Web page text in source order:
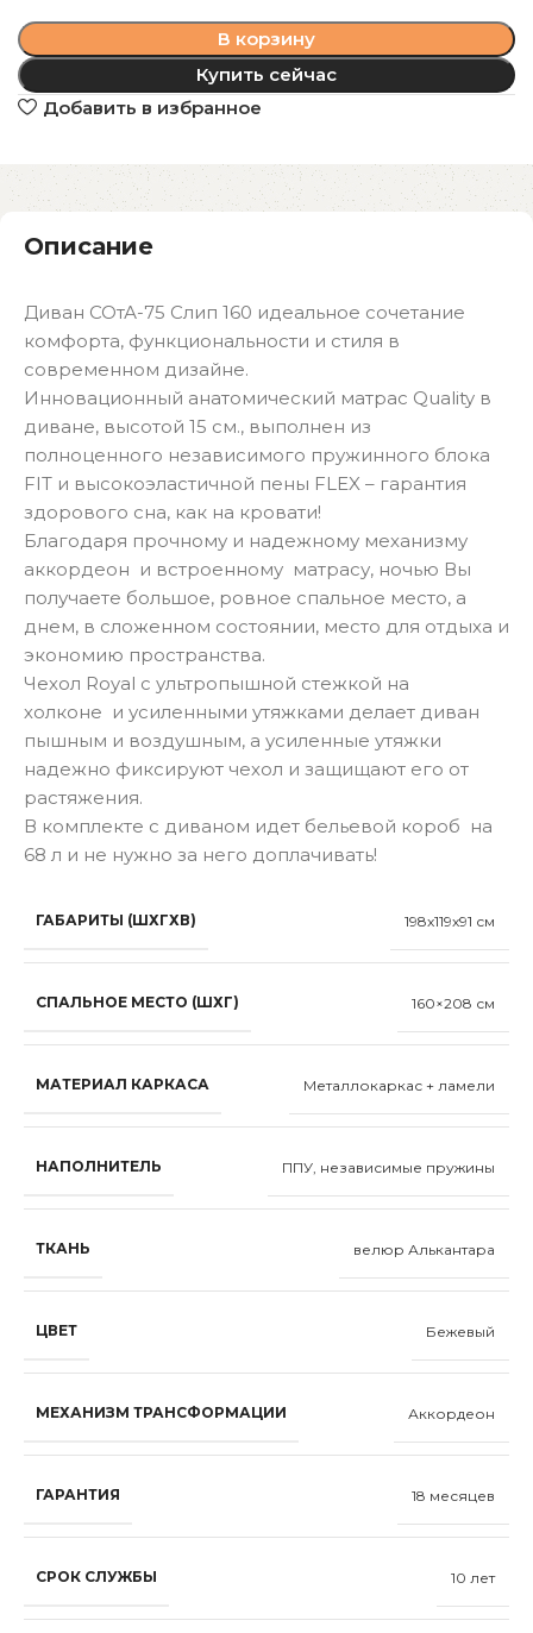
В корзину
Купить сейчас
Добавить в избранное
Описание
Диван СОтА-75 Слип 160 идеальное сочетание
комфорта, функциональности и стиля в
современном дизайне.
Инновационный анатомический матрас Quality в
диване, высотой 15 см., выполнен из
полноценного независимого пружинного блока
FIT и высокоэластичной пены FLEX – гарантия
здорового сна, как на кровати!
Благодаря прочному и надежному механизму
аккордеон и встроенному матрасу, ночью Вы
получаете большое, ровное спальное место, а
днем, в сложенном состоянии, место для отдыха и
экономию пространства.
Чехол Royal с ультропышной стежкой на
холконе и усиленными утяжками делает диван
пышным и воздушным, а усиленные утяжки
надежно фиксируют чехол и защищают его от
растяжения.
В комплекте с диваном идет бельевой короб на
68 л и не нужно за него доплачивать!
ГАБАРИТЫ (ШХГХВ) 198x119x91 см
СПАЛЬНОЕ МЕСТО (ШХГ) 160×208 см
МАТЕРИАЛ КАРКАСА Металлокаркас + ламели
НАПОЛНИТЕЛЬ ППУ, независимые пружины
ТКАНЬ велюр Алькантара
ЦВЕТ Бежевый
МЕХАНИЗМ ТРАНСФОРМАЦИИ Аккордеон
ГАРАНТИЯ 18 месяцев
СРОК СЛУЖБЫ 10 лет